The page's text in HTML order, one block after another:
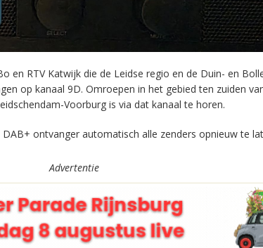
en RTV Katwijk die de Leidse regio en de Duin- en
op kanaal 9D. Omroepen in het gebied ten zuiden
Voorburg is via dat kanaal te horen.
ontvanger automatisch alle zenders opnieuw te
Advertentie